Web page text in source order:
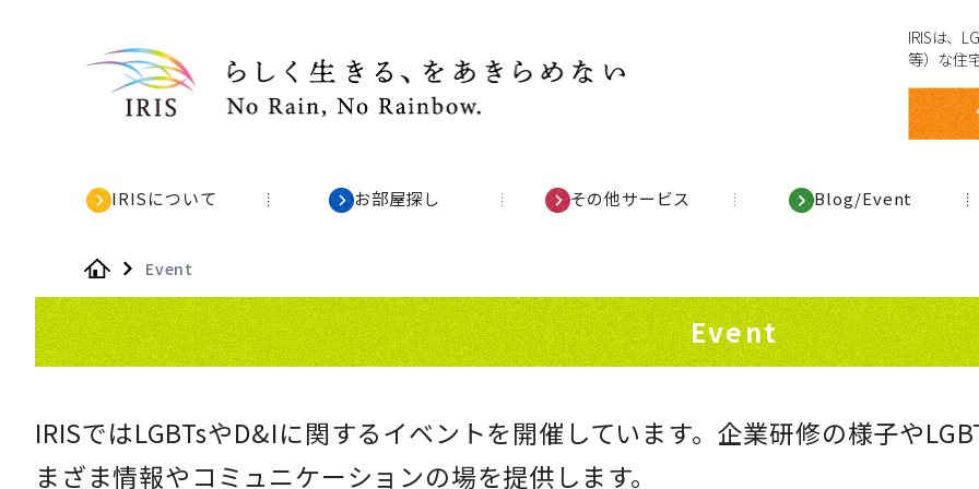
IRISは、
等）な住
IRISについて お部屋探し その他サービス Blog/Event
Home
Event
Event
IRISではLGBTsやD&Iに関するイベントを開催しています。企業研修の様子や
まざま情報やコミュニケーションの場を提供します。